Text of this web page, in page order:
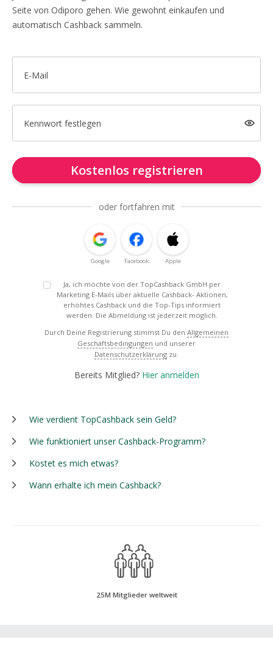
Seite von Odiporo gehen. Wie gewohnt einkaufen und
automatisch Cashback sammeln.
E-Mail
Kennwort festlegen
Kostenlos registrieren
oder fortfahren mit
Google Facebook Apple
Ja, ich möchte von der TopCashback GmbH per
Marketing E-Mails über aktuelle Cashback- Aktionen,
erhöhtes Cashback und die Top-Tips informiert
werden. Die Abmeldung ist jederzeit möglich.
Durch Deine Registrierung stimmst Du den Allgemeinen
Geschäftsbedingungen und unserer
Datenschutzerklärung zu.
Bereits Mitglied? Hier anmelden
Wie verdient TopCashback sein Geld?
Wie funktioniert unser Cashback-Programm?
Kostet es mich etwas?
Wann erhalte ich mein Cashback?
25M Mitglieder weltweit